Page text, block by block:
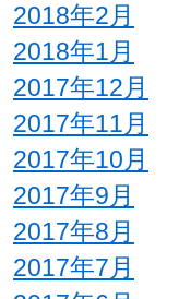
2018年2月
2018年1月
2017年12月
2017年11月
2017年10月
2017年9月
2017年8月
2017年7月